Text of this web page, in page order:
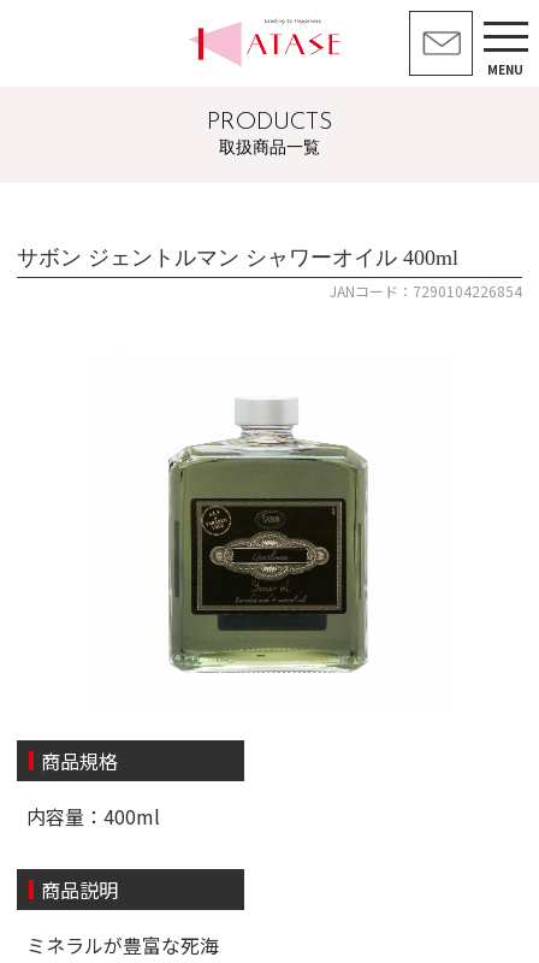
MENU
PRODUCTS
取扱商品一覧
サボン ジェントルマン シャワーオイル 400ml
JANコード：7290104226854
商品規格
内容量：400ml
商品説明
ミネラルが豊富な死海